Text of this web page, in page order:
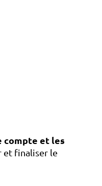
compte et les
et finaliser le